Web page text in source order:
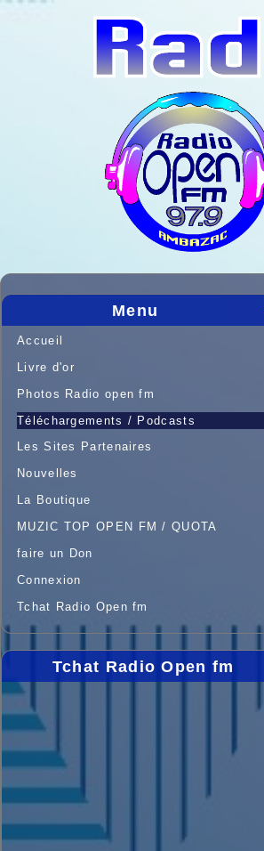
Menu
Accueil
Livre d'or
Photos Radio open fm
Téléchargements / Podcasts
Les Sites Partenaires
Nouvelles
La Boutique
MUZIC TOP OPEN FM / QUOTA
faire un Don
Connexion
Tchat Radio Open fm
Tchat Radio Open fm